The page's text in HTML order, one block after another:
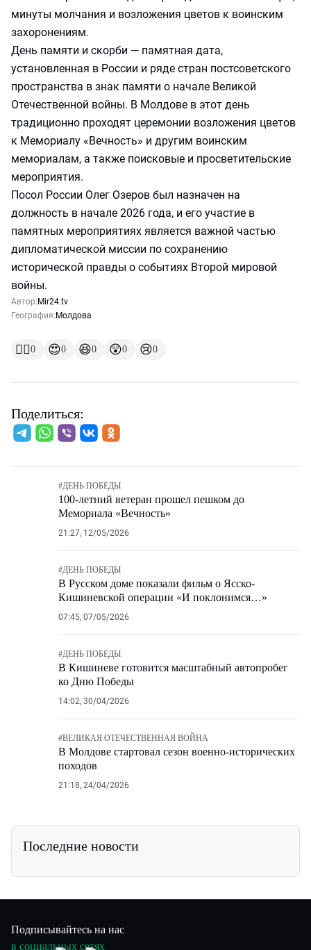
минуты молчания и возложения цветов к воинским
захоронениям.
День памяти и скорби — памятная дата,
установленная в России и ряде стран постсоветского
пространства в знак памяти о начале Великой
Отечественной войны. В Молдове в этот день
традиционно проходят церемонии возложения цветов
к Мемориалу «Вечность» и другим воинским
мемориалам, а также поисковые и просветительские
мероприятия.
Посол России Олег Озеров был назначен на
должность в начале 2026 года, и его участие в
памятных мероприятиях является важной частью
дипломатической миссии по сохранению
исторической правды о событиях Второй мировой
войны.
Автор: Mir24.tv
География: Молдова
👍🏻0 😍0 😆0 😲0 😢0
Поделиться:
#ДЕНЬ ПОБЕДЫ
100-летний ветеран прошел пешком до
Мемориала «Вечность»
21:27, 12/05/2026
#ДЕНЬ ПОБЕДЫ
В Русском доме показали фильм о Ясско-
Кишиневской операции «И поклонимся…»
07:45, 07/05/2026
#ДЕНЬ ПОБЕДЫ
В Кишиневе готовится масштабный автопробег
ко Дню Победы
14:02, 30/04/2026
#ВЕЛИКАЯ ОТЕЧЕСТВЕННАЯ ВОЙНА
В Молдове стартовал сезон военно-исторических
походов
21:18, 24/04/2026
Последние новости
Подписывайтесь на нас
в социальных сетях